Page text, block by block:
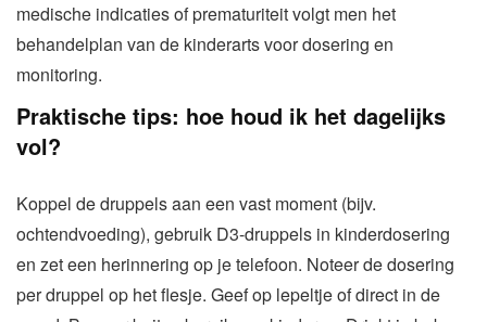
medische indicaties of prematuriteit volgt men het
behandelplan van de kinderarts voor dosering en
monitoring.
Praktische tips: hoe houd ik het dagelijks
vol?
Koppel de druppels aan een vast moment (bijv.
ochtendvoeding), gebruik D3-druppels in kinderdosering
en zet een herinnering op je telefoon. Noteer de dosering
per druppel op het flesje. Geef op lepeltje of direct in de